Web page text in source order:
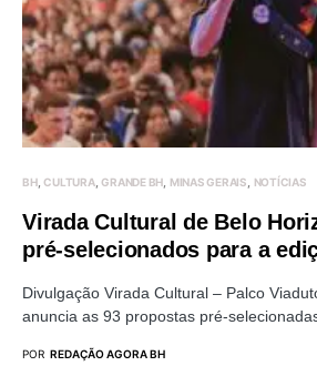
BH CULTURA GRANDE BH MINAS GERAIS NOTÍCIAS
Virada Cultural de Belo
pré-selecionados para a
Divulgação Virada Cultural – Palco
anuncia as 93 propostas pré-
POR REDAÇÃO AGORA BH